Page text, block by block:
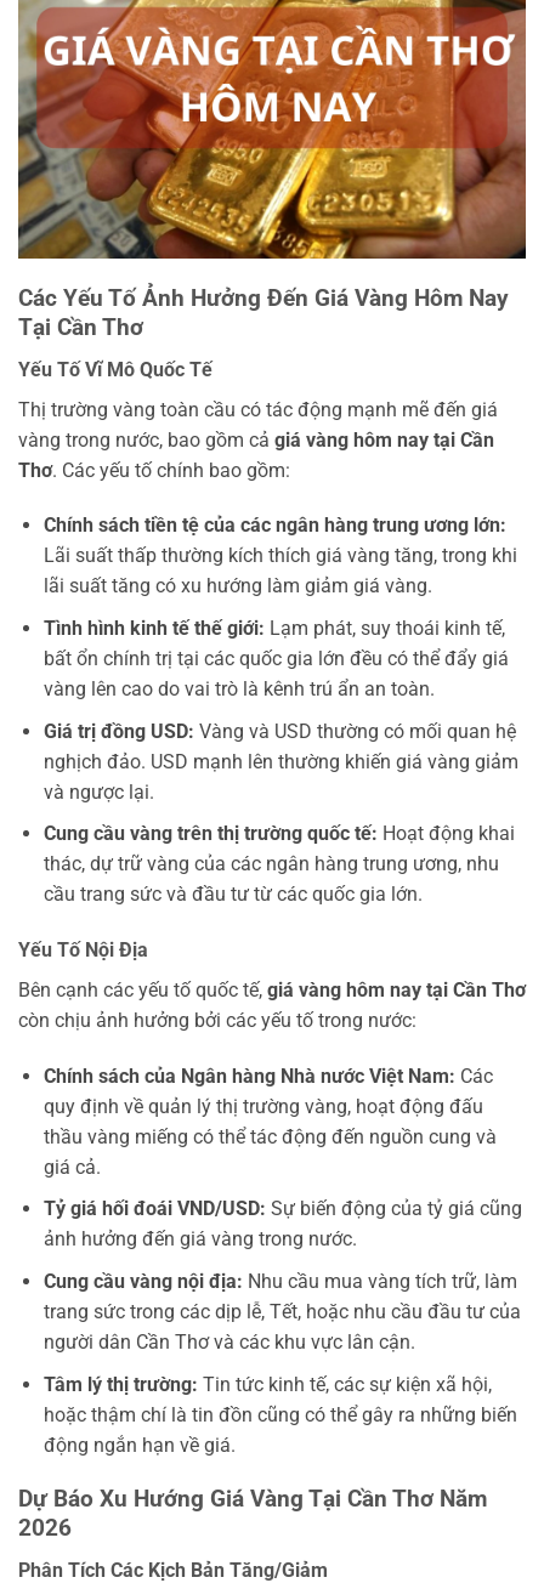
Các Yếu Tố Ảnh Hưởng Đến Giá Vàng Hôm Nay
Tại Cần Thơ
Yếu Tố Vĩ Mô Quốc Tế
Thị trường vàng toàn cầu có tác động mạnh mẽ đến giá
vàng trong nước, bao gồm cả giá vàng hôm nay tại Cần
Thơ. Các yếu tố chính bao gồm:
Chính sách tiền tệ của các ngân hàng trung ương lớn:
Lãi suất thấp thường kích thích giá vàng tăng, trong khi
lãi suất tăng có xu hướng làm giảm giá vàng.
Tình hình kinh tế thế giới: Lạm phát, suy thoái kinh tế,
bất ổn chính trị tại các quốc gia lớn đều có thể đẩy giá
vàng lên cao do vai trò là kênh trú ẩn an toàn.
Giá trị đồng USD: Vàng và USD thường có mối quan hệ
nghịch đảo. USD mạnh lên thường khiến giá vàng giảm
và ngược lại.
Cung cầu vàng trên thị trường quốc tế: Hoạt động khai
thác, dự trữ vàng của các ngân hàng trung ương, nhu
cầu trang sức và đầu tư từ các quốc gia lớn.
Yếu Tố Nội Địa
Bên cạnh các yếu tố quốc tế, giá vàng hôm nay tại Cần Thơ
còn chịu ảnh hưởng bởi các yếu tố trong nước:
Chính sách của Ngân hàng Nhà nước Việt Nam: Các
quy định về quản lý thị trường vàng, hoạt động đấu
thầu vàng miếng có thể tác động đến nguồn cung và
giá cả.
Tỷ giá hối đoái VND/USD: Sự biến động của tỷ giá cũng
ảnh hưởng đến giá vàng trong nước.
Cung cầu vàng nội địa: Nhu cầu mua vàng tích trữ, làm
trang sức trong các dịp lễ, Tết, hoặc nhu cầu đầu tư của
người dân Cần Thơ và các khu vực lân cận.
Tâm lý thị trường: Tin tức kinh tế, các sự kiện xã hội,
hoặc thậm chí là tin đồn cũng có thể gây ra những biến
động ngắn hạn về giá.
Dự Báo Xu Hướng Giá Vàng Tại Cần Thơ Năm
2026
Phân Tích Các Kịch Bản Tăng/Giảm